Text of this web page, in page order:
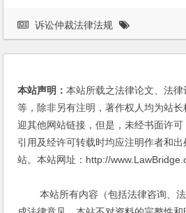
诉讼仲裁法律法规
本站声明：本站所载之法律论文、法
等，除非另有注明，著作权人均为站
迎其他网站链接，但是，未经书面许可
引用及经许可转载时均应注明作者和
站。本站网址：http://
本站所有内容（包括法律咨询、法